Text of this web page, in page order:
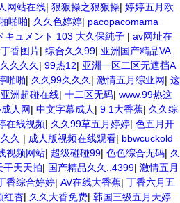
网站在线| 狠狠操之狠狠操| 婷婷五月欧
啪啪| 久久色婷婷| pacopacomama
ュメント 103 大久保純子 | av网址在
香图片| 综合久久99| 亚洲国产精品VA
久久久 | 99热12| 亚洲一区二区无遮挡A
啪啪| 久久99久久久 | 激情五月综亚网| 这
亚洲超碰在线| 十二区无码| www.99热这
人网| 中文字幕成人 | 9 1大香蕉| 久久综
在线视频| 久久99草五月婷婷| 色五月开
久 | 成人版视频在线观看| bbwcuckold
视频网站| 超级碰碰99| 色色综合无码| 久
干天天拍| 国产精品久久..4399| 激情五月
香综合婷婷| AV在线大香蕉| 丁香六月五
红杏| 久久大香免费| 韩国三级五月天婷